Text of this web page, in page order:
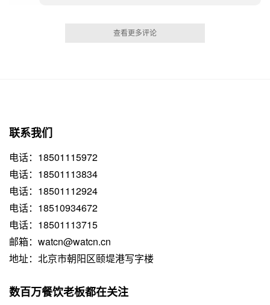
查看更多评论
联系我们
电话：18501115972
电话：18501113834
电话：18501112924
电话：18510934672
电话：18501113715
邮箱：watcn@watcn.cn
地址：北京市朝阳区颐堤港写字楼
数百万餐饮老板都在关注